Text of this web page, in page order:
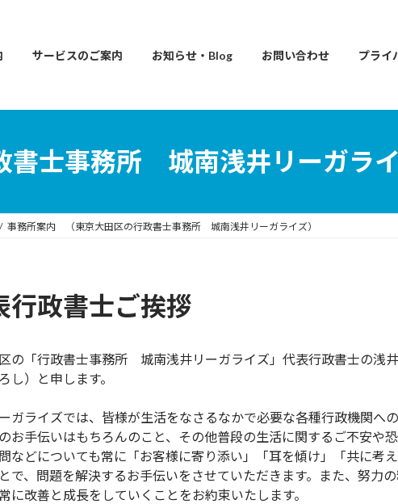
サービスのご案内 お知らせ・Blog お問い合わせ プライ
士事務所 城南浅井リーガライ
事務所案内 （東京大田区の行政書士事務所 城南浅井リーガライズ）
政書士ご挨拶
の「行政書士事務所 城南浅井リーガライズ」代表行政書士の浅
し）と申します。
ガライズでは、皆様が生活をなさるなかで必要な各種行政機関へ
お手伝いはもちろんのこと、その他普段の生活に関するご不安や
などについても常に「お客様に寄り添い」「耳を傾け」「共に考
で、問題を解決するお手伝いをさせていただきます。また、努力
に改善と成長をしていくことをお約束いたします。